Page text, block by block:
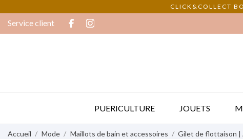
CLICK&COLLECT
Service client
PUERICULTURE JOUETS
Accueil Mode Maillots de bain et accessoires Gilet de flottaison |